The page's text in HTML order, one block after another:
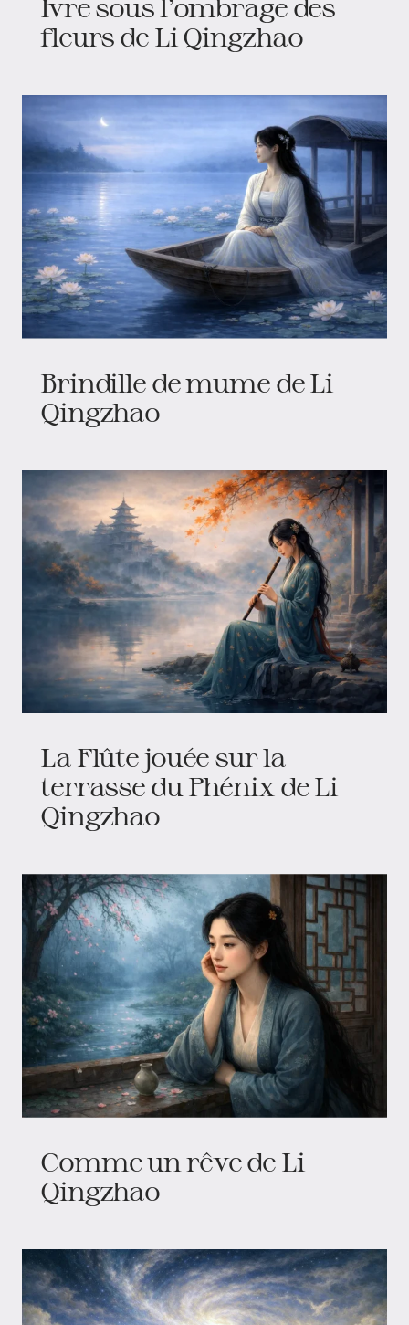
Ivre sous l’ombrage des
fleurs de Li Qingzhao
Brindille de mume de Li
Qingzhao
La Flûte jouée sur la
terrasse du Phénix de Li
Qingzhao
Comme un rêve de Li
Qingzhao